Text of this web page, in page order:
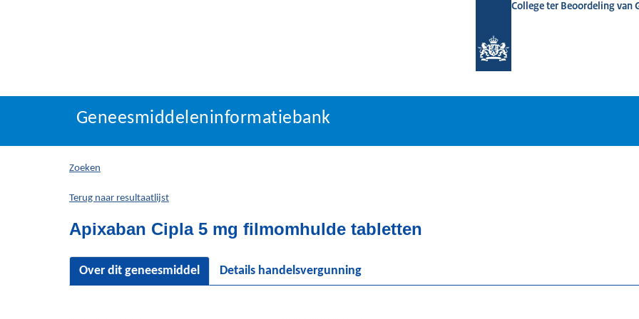
College ter Beoordeling van
Geneesmiddeleninformatiebank
U
hier:
Geneesmiddeleninformatiebank
Zoeken
Terug naar resultaatlijst
Apixaban Cipla 5 mg filmomhulde tabletten
Over dit geneesmiddel Details handelsvergunning